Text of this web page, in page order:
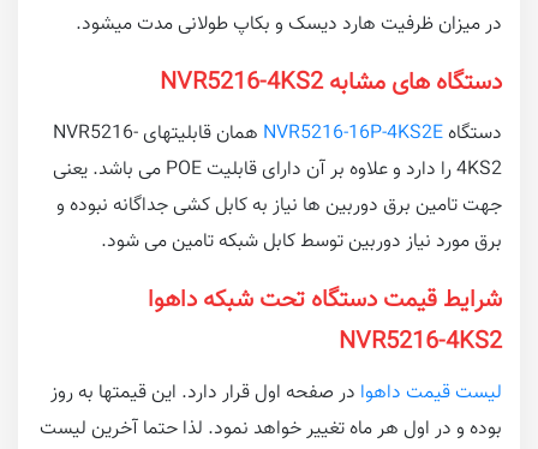
در میزان ظرفیت هارد دیسک و بکاپ طولانی مدت میشود.
دستگاه های مشابه NVR5216-4KS2
دستگاه NVR5216-16P-4KS2E
همان قابلیتهای NVR5216-
4KS2 را دارد و علاوه بر آن دارای قابلیت POE می باشد. یعنی
جهت تامین برق دوربین ها نیاز به کابل کشی جداگانه نبوده و
برق مورد نیاز دوربین توسط کابل شبکه تامین می شود.
شرایط قیمت دستگاه تحت شبکه داهوا
NVR5216-4KS2
لیست قیمت داهوا در صفحه اول قرار دارد. این قیمتها به روز
بوده و در اول هر ماه تغییر خواهد نمود. لذا حتما آخرین لیست